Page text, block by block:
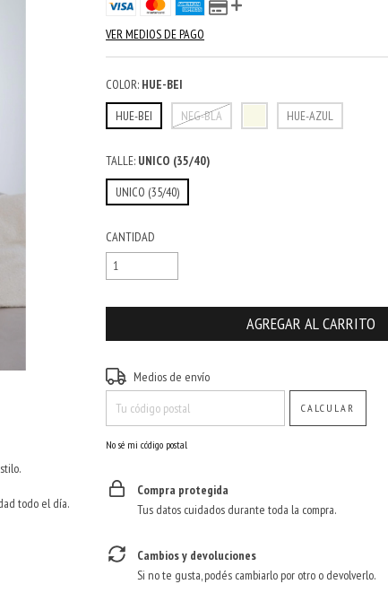
todo el día.
VER MEDIOS DE PAGO
COLOR: HUE-BEI
HUE-BEI
NEG-BLA HUE-AZUL
TALLE: UNICO (35/40)
UNICO (35/40)
CANTIDAD
Entregas para el CP:
Medios de envío
CALCULAR
No sé mi código postal
Compra protegida
Tus datos cuidados durante toda la compra.
Cambios y devoluciones
Si no te gusta, podés cambiarlo por otro o devolverlo.